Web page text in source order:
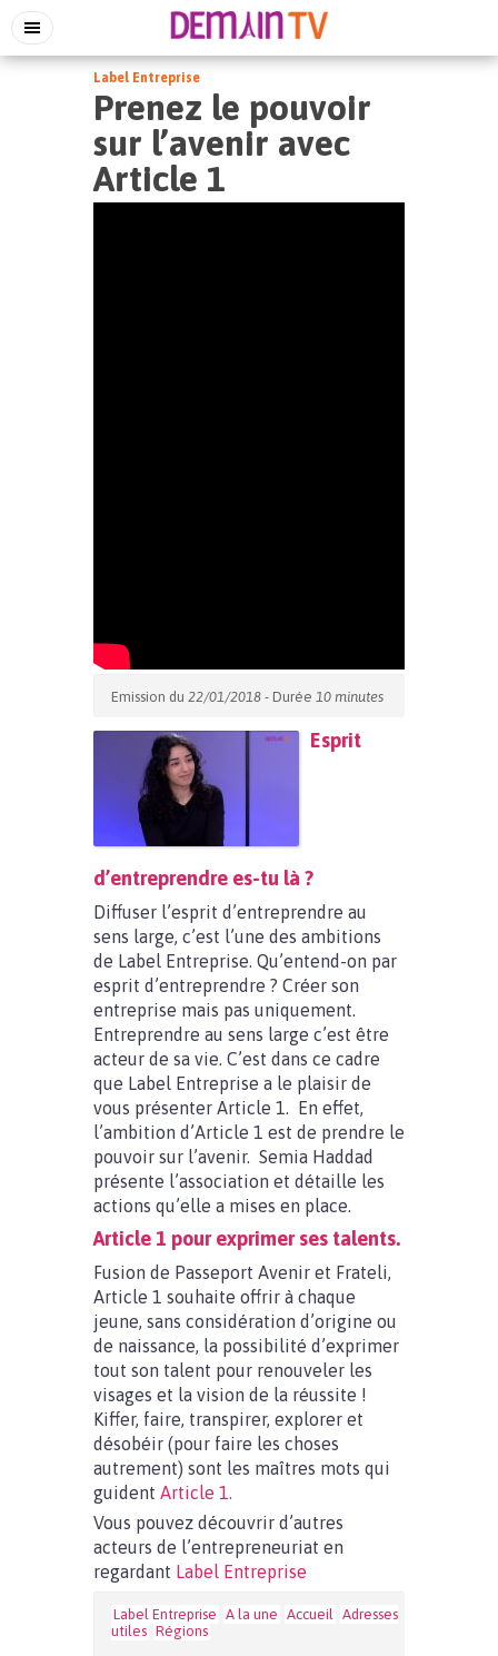
Label Entreprise
Prenez le pouvoir
sur l’avenir avec
Article 1
Emission du 22/01/2018 - Durée 10 minutes
Esprit
d’entreprendre es-tu là ?
Diffuser l’esprit d’entreprendre au
sens large, c’est l’une des ambitions
de Label Entreprise. Qu’entend-on par
esprit d’entreprendre ? Créer son
entreprise mais pas uniquement.
Entreprendre au sens large c’est être
acteur de sa vie. C’est dans ce cadre
que Label Entreprise a le plaisir de
vous présenter Article 1. En effet,
l’ambition d’Article 1 est de prendre le
pouvoir sur l’avenir. Semia Haddad
présente l’association et détaille les
actions qu’elle a mises en place.
Article 1 pour exprimer ses talents.
Fusion de Passeport Avenir et Frateli,
Article 1 souhaite offrir à chaque
jeune, sans considération d’origine ou
de naissance, la possibilité d’exprimer
tout son talent pour renouveler les
visages et la vision de la réussite !
Kiffer, faire, transpirer, explorer et
désobéir (pour faire les choses
autrement) sont les maîtres mots qui
guident Article 1.
Vous pouvez découvrir d’autres
acteurs de l’entrepreneuriat en
regardant Label Entreprise
Label Entreprise A la une Accueil Adresses
utiles Régions